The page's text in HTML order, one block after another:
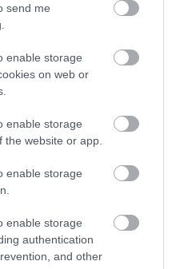
send me
enable storage
on web or
enable storage
the website or app.
enable storage
enable storage
authentication
and other
και γευστικά